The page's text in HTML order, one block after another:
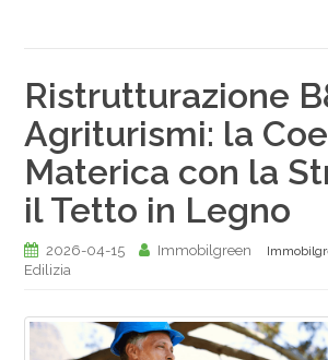
Ristrutturazione
Agriturismi: la
Materica con la
il Tetto in Legno
2026-04-15 Immobilgreen
Edilizia